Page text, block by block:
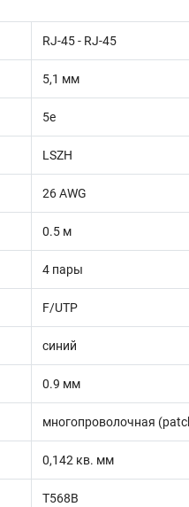
RJ-45 - RJ-45
5,1 мм
5e
LSZH
26 AWG
0.5 м
4 пары
F/UTP
синий
0.9 мм
многопроволочная
0,142 кв. мм
T568B